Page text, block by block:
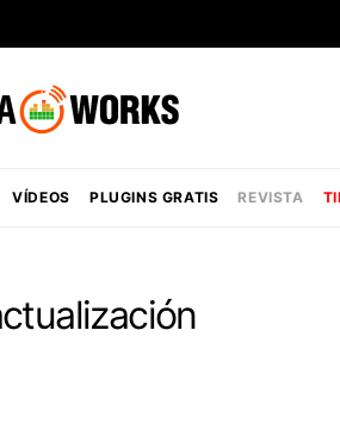
VÍDEOS PLUGINS GRATIS REVISTA